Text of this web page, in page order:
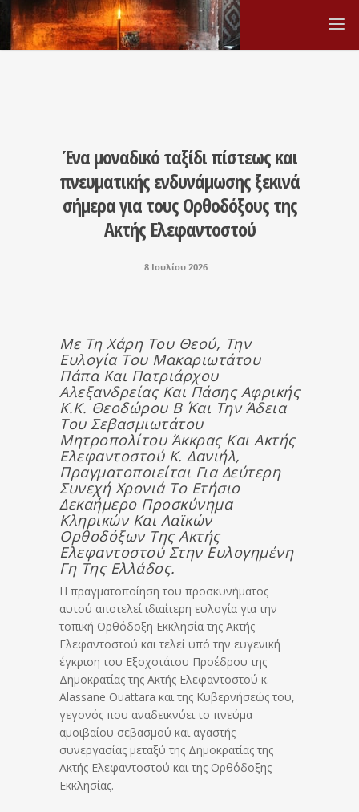
Ένα μοναδικό ταξίδι πίστεως και
πνευματικής ενδυνάμωσης ξεκινά
σήμερα για τους Ορθοδόξους της
Ακτής Ελεφαντοστού
8 Ιουλίου 2026
Με Τη Χάρη Του Θεού, Την
Ευλογία Του Μακαριωτάτου
Πάπα Και Πατριάρχου
Αλεξανδρείας Και Πάσης Αφρικής
Κ.κ. Θεοδώρου Β΄ Και Την Άδεια
Του Σεβασμιωτάτου
Μητροπολίτου Άκκρας Και Ακτής
Ελεφαντοστού Κ. Δανιήλ,
Πραγματοποιείται Για Δεύτερη
Συνεχή Χρονιά Το Ετήσιο
Δεκαήμερο Προσκύνημα
Κληρικών Και Λαϊκών
Ορθοδόξων Της Ακτής
Ελεφαντοστού Στην Ευλογημένη
Γη Της Ελλάδος.
Η πραγματοποίηση του προσκυνήματος
αυτού αποτελεί ιδιαίτερη ευλογία για την
τοπική Ορθόδοξη Εκκλησία της Ακτής
Ελεφαντοστού και τελεί υπό την ευγενική
έγκριση του Εξοχοτάτου Προέδρου της
Δημοκρατίας της Ακτής Ελεφαντοστού κ.
Alassane Ouattara και της Κυβερνήσεώς του,
γεγονός που αναδεικνύει το πνεύμα
αμοιβαίου σεβασμού και αγαστής
συνεργασίας μεταξύ της Δημοκρατίας της
Ακτής Ελεφαντοστού και της Ορθόδοξης
Εκκλησίας.